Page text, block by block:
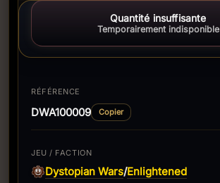
Quantité insuffisante
Temporairement indisponible
RÉFÉRENCE
DWA100009 Copier
JEU / FACTION
Dystopian Wars/Enlightened